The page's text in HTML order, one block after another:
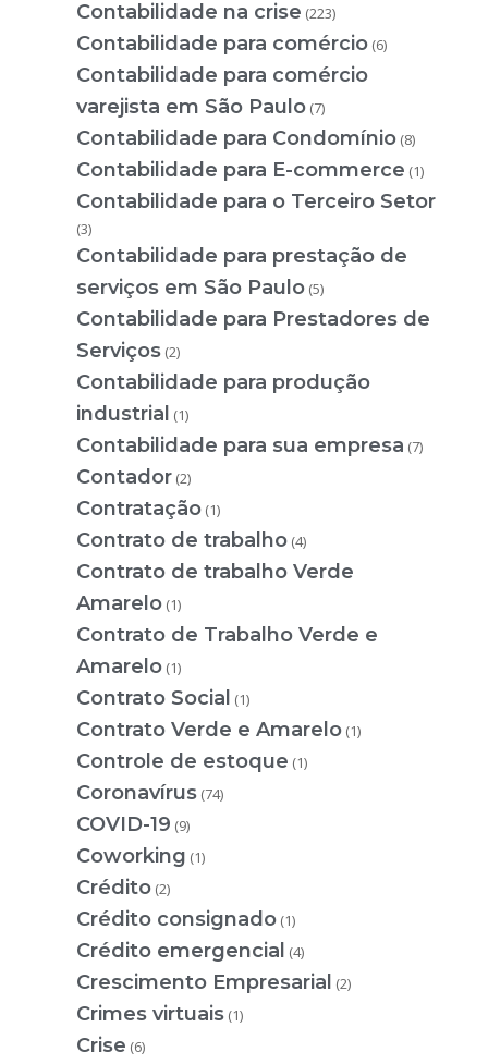
Contabilidade na crise (223)
Contabilidade para comércio (6)
Contabilidade para comércio
varejista em São Paulo (7)
Contabilidade para Condomínio (8)
Contabilidade para E-commerce (1)
Contabilidade para o Terceiro Setor
(3)
Contabilidade para prestação de
serviços em São Paulo (5)
Contabilidade para Prestadores de
Serviços (2)
Contabilidade para produção
industrial (1)
Contabilidade para sua empresa (7)
Contador (2)
Contratação (1)
Contrato de trabalho (4)
Contrato de trabalho Verde
Amarelo (1)
Contrato de Trabalho Verde e
Amarelo (1)
Contrato Social (1)
Contrato Verde e Amarelo (1)
Controle de estoque (1)
Coronavírus (74)
COVID-19 (9)
Coworking (1)
Crédito (2)
Crédito consignado (1)
Crédito emergencial (4)
Crescimento Empresarial (2)
Crimes virtuais (1)
Crise (6)